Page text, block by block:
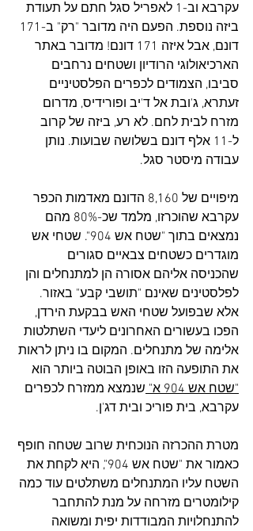
עקרבא וב-1 לאפריל סגל חתם על תעודת
דונם, אבל איזה 171 דונם! מדובר באתר
הארכיאולוגי הרודיון ושטחים נרחבים
סביבו, הצמודים לכפרים הפלסטיניים
זעתרא, ג'ובת אל ד'יב ופורידיס, מדרום
מזרח לבית לחם. לא רע, ביזה של קרוב
ל-11 אלף דונם בשלושה שבועות. נותן
עבודה מיסטר סגל.
מיפויים של 8,160 הדונם מאדמות הכפר
עקרבא שהוכרזו, מלמד שכ-80% מהם
נמצאים בתוך "שטח אש 904". שטחי אש
מוגדרים כשטחים צבאיים סגורים
שהכניסה אליהם אסורה הן למתנחלים והן
לפלסטינים שאינם "תושבי קבע" באזור.
אלא שבפועל שטחי האש בבקעת הירדן,
הפכו בעשורים האחרונים ליעדי השתלטות
אלימה של מתנחלים. המקום בו ניתן לראות
את התופעה הזו באופן הבוטה ביותר הוא
"שטח אש 904 א"
שנמצא ממזרח לכפרים
עקרבא, בית פוריכ ובית דג'ן.
מטרת ההכרזה הנוכחית שרוב שטחה חופף
כאמור את "שטח אש 904", היא לקחת את
השטח עליו המתנחלים משתלטים עוד כמה
קילומטרים מזרחה על מנת להתחבר
להתנחלויות המבודדות יפית ומשואה